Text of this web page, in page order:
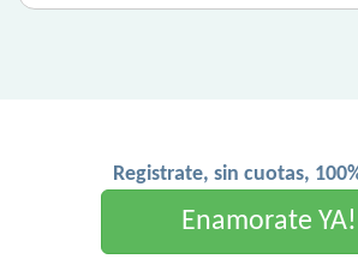
Registrate, sin cuotas,
Enamorate YA!